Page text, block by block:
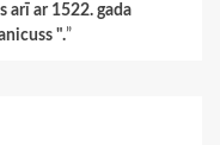
arī ar 1522. gada
".”